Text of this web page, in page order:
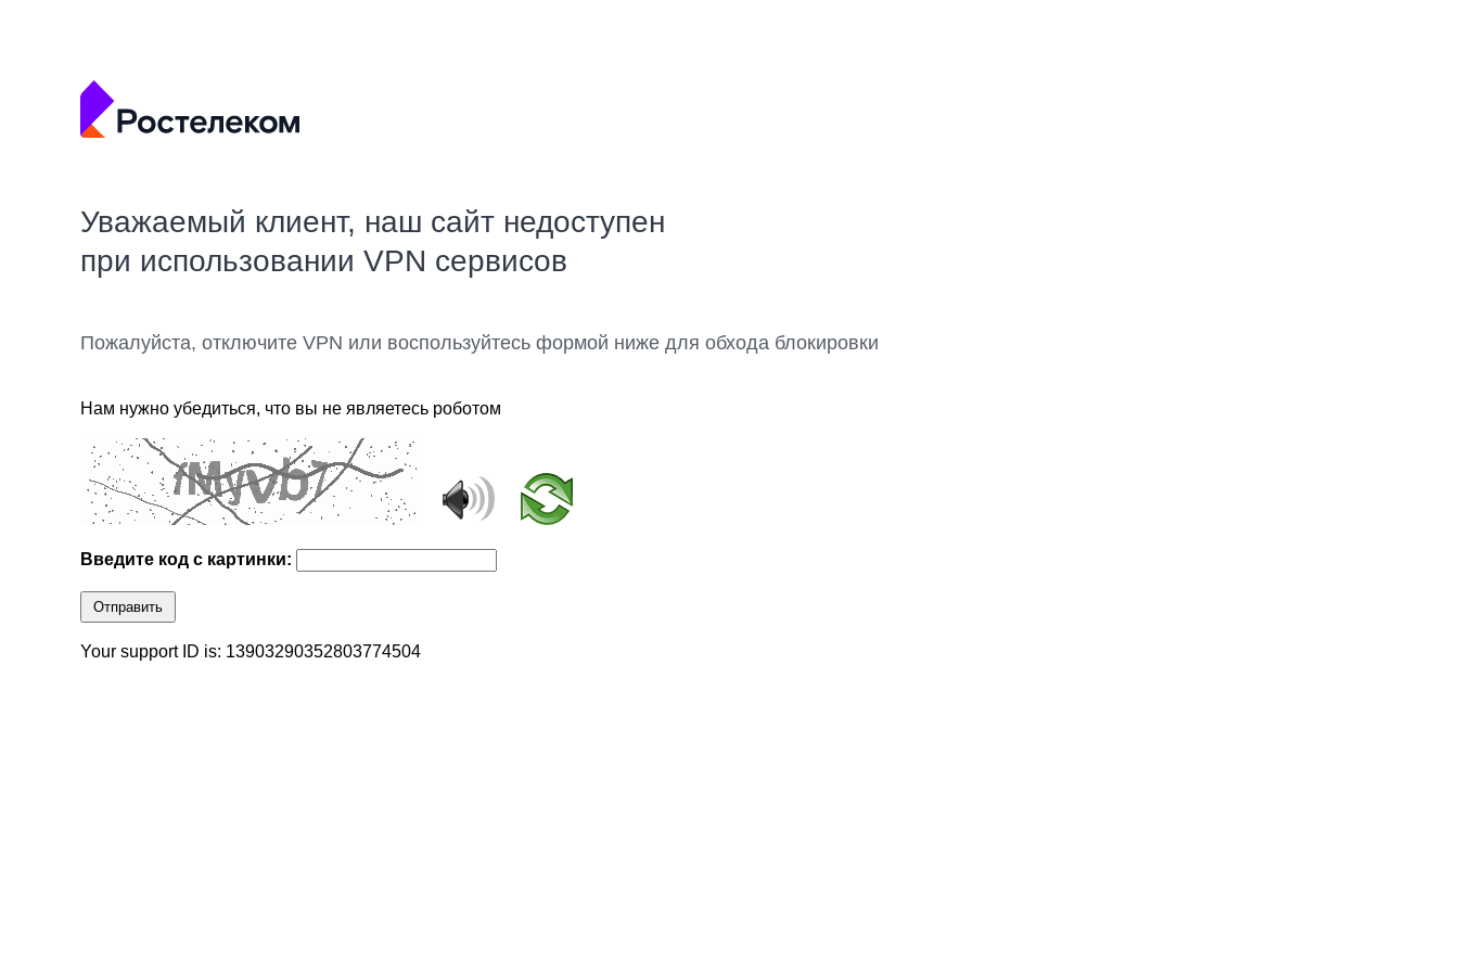
Уважаемый клиент, наш сайт недоступен
при использовании VPN сервисов
Пожалуйста, отключите VPN или воспользуйтесь формой ниже для обхода блокировки
Нам нужно убедиться, что вы не являетесь роботом
Введите код с картинки:
Отправить
Your support ID is: 13903290352803774504